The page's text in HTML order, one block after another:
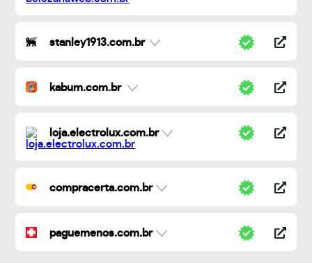
stanley1913.com.br
kabum.com.br
loja.electrolux.com.br
compracerta.com.br
paguemenos.com.br